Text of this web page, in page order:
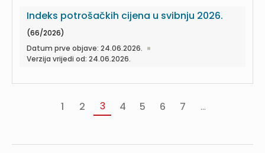
Indeks potrošačkih cijena u svibnju 2026.
(66/2026)
Datum prve objave: 24.06.2026.
Verzija vrijedi od: 24.06.2026.
1 2 3 4 5 6 7 ...